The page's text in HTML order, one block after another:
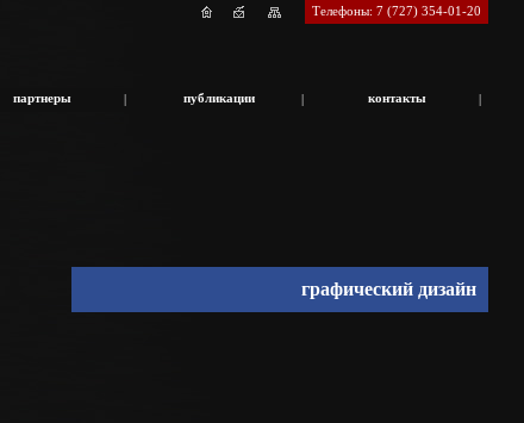
Телефоны: 7 (727) 354-01-20
партнеры публикации контакты
графический дизайн